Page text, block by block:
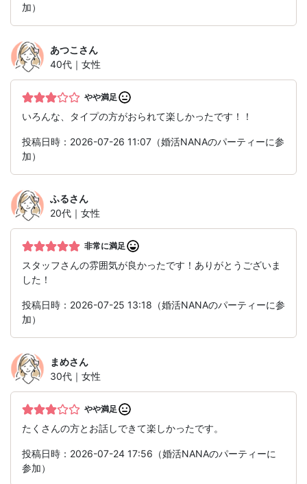
加）
あつこ さん
40代｜女性
やや満足
いろんな、タイプの方がおられて楽しかったです！！
投稿日時：2026-07-26 11:07（婚活NANAのパーティーに参
加）
ふるさん
20代｜女性
非常に満足
スタッフさんの雰囲気が良かったです！ありがとうございま
した！
投稿日時：2026-07-25 13:18（婚活NANAのパーティーに参
加）
まめさん
30代｜女性
やや満足
たくさんの方とお話しできて楽しかったです。
投稿日時：2026-07-24 17:56（婚活NANAのパーティーに
参加）